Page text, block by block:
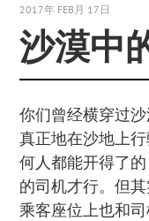
2017年 FEB月 17日
沙漠中
你们曾经横穿过
真正地在沙地上
何人都能开得了
的司机才行。但
乘客座位上也和